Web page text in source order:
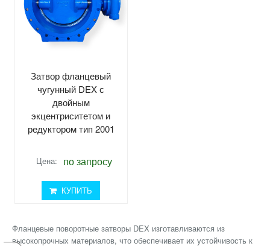
Затвор фланцевый
чугунный DEX с
двойным
экцентриситетом и
редуктором тип 2001
Цена: по запросу
КУПИТЬ
Фланцевые поворотные затворы DEX изготавливаются из
высокопрочных материалов, что обеспечивает их устойчивость к